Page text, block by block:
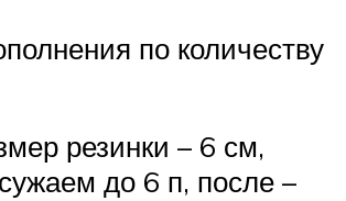
по количеству
резинки – 6 см,
до 6 п, после –